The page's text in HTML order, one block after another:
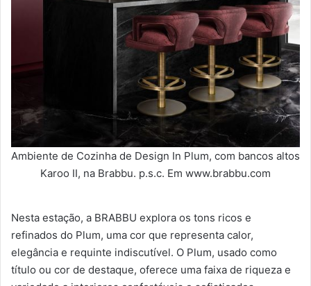
Ambiente de Cozinha de Design In Plum, com bancos altos
Karoo II, na Brabbu. p.s.c. Em www.brabbu.com
Nesta estação, a BRABBU explora os tons ricos e
refinados do Plum, uma cor que representa calor,
elegância e requinte indiscutível. O Plum, usado como
título ou cor de destaque, oferece uma faixa de riqueza e